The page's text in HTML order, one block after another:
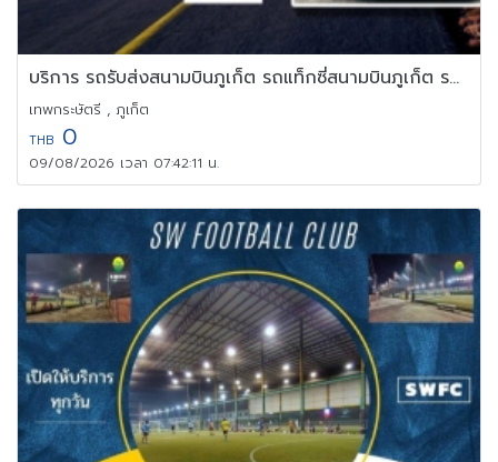
บริการ รถรับส่งสนามบินภูเก็ต รถแท็กซี่สนามบินภูเก็ต รถไปสนามบิน
เทพกระษัตรี , ภูเก็ต
THB 0
09/08/2026 เวลา 07:42:11 น.